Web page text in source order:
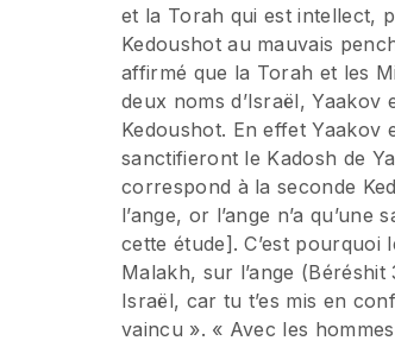
et la Torah qui est intellect,
Kedoushot au mauvais
affirmé que la Torah et les
deux noms d’Israël,
Kedoushot. En effet Yaakov
sanctifieront le Kadosh de
correspond à la seconde
l’ange, or l’ange n’a
cette étude]. C’est
Malakh, sur l’ange
Israël, car tu t’es mis en
vaincu ». « Avec les